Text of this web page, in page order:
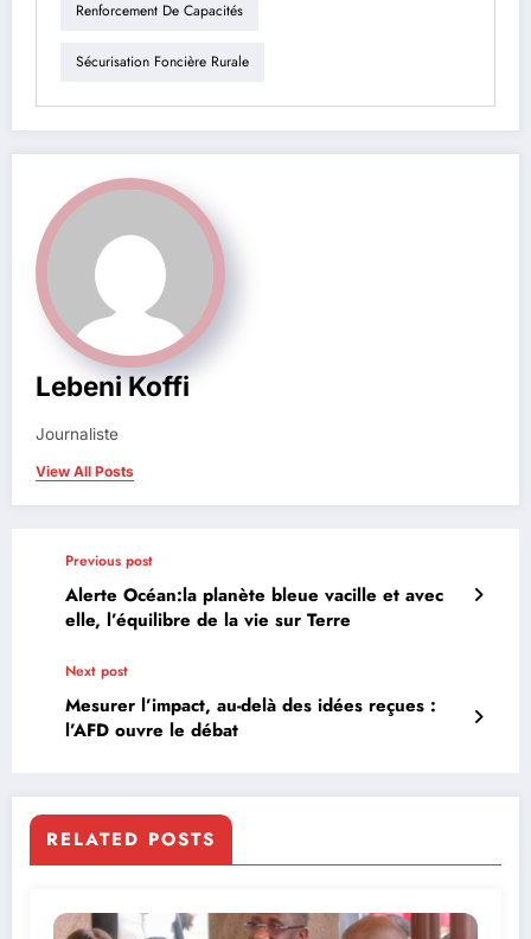
Renforcement De Capacités
Sécurisation Foncière Rurale
Lebeni Koffi
Journaliste
View All Posts
Previous post
Alerte Océan:la planète bleue vacille et avec
elle, l’équilibre de la vie sur Terre
Next post
Mesurer l’impact, au-delà des idées reçues :
l’AFD ouvre le débat
RELATED POSTS